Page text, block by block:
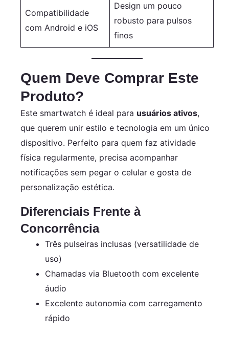
Compatibilidade
com Android e iOS
Design um pouco
robusto para pulsos
finos
Quem Deve Comprar Este
Produto?
Este smartwatch é ideal para usuários ativos,
que querem unir estilo e tecnologia em um único
dispositivo. Perfeito para quem faz atividade
física regularmente, precisa acompanhar
notificações sem pegar o celular e gosta de
personalização estética.
Diferenciais Frente à
Concorrência
Três pulseiras inclusas (versatilidade de
uso)
Chamadas via Bluetooth com excelente
áudio
Excelente autonomia com carregamento
rápido